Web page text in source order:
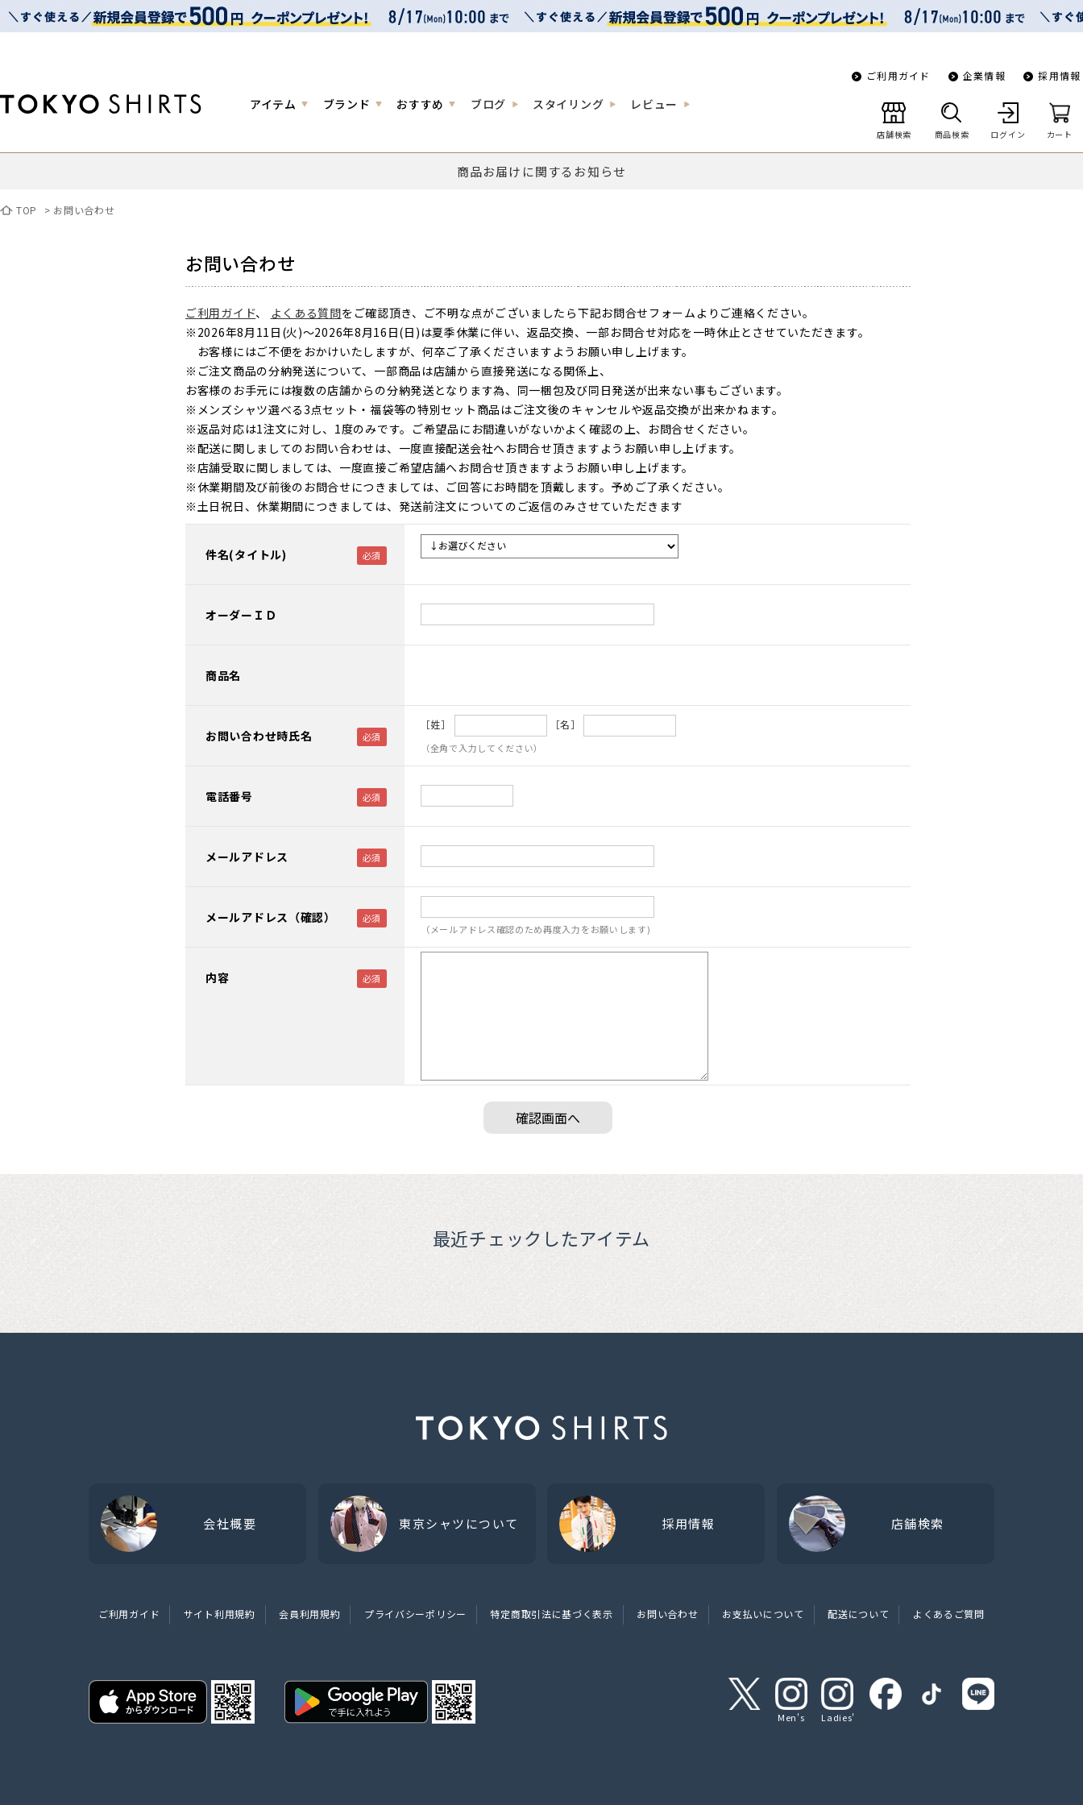
アイテム ブランド おすすめ ブログ スタイリング レビュー
ご利用ガイド 企業情報 採用情報
店舗検索 商品検索 ログイン カート
商品お届けに関するお知らせ
TOP > お問い合わせ
お問い合わせ
ご利用ガイド、 よくある質問をご確認頂き、ご不明な点がございましたら下記お問合せフォームよりご連絡ください。
※2026年8月11日(火)～2026年8月16日(日)は夏季休業に伴い、返品交換、一部お問合せ対応を一時休止とさせていただきます。
お客様にはご不便をおかけいたしますが、何卒ご了承くださいますようお願い申し上げます。
※ご注文商品の分納発送について、一部商品は店舗から直接発送になる関係上、
お客様のお手元には複数の店舗からの分納発送となります為、同一梱包及び同日発送が出来ない事もございます。
※メンズシャツ選べる3点セット・福袋等の特別セット商品はご注文後のキャンセルや返品交換が出来かねます。
※返品対応は1注文に対し、1度のみです。ご希望品にお間違いがないかよく確認の上、お問合せください。
※配送に関しましてのお問い合わせは、一度直接配送会社へお問合せ頂きますようお願い申し上げます。
※店舗受取に関しましては、一度直接ご希望店舗へお問合せ頂きますようお願い申し上げます。
※休業期間及び前後のお問合せにつきましては、ご回答にお時間を頂戴します。予めご了承ください。
※土日祝日、休業期間につきましては、発送前注文についてのご返信のみさせていただきます
件名(タイトル)
オーダーＩＤ
商品名
お問い合わせ時氏名
［姓］ ［名］
（全角で入力してください）
電話番号
メールアドレス
メールアドレス（確認）
（メールアドレス確認のため再度入力をお願いします)
内容
最近チェックしたアイテム
会社概要 東京シャツについて 採用情報 店舗検索
ご利用ガイド サイト利用規約 会員利用規約 プライバシーポリシー 特定商取引法に基づく表示 お問い合わせ お支払いについて 配送について よくあるご質問
Men's Ladies'